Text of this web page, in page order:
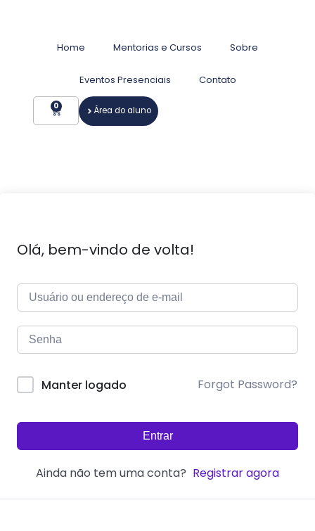
Home Mentorias e Cursos Sobre
Eventos Presenciais Contato
0 Área do aluno
Olá, bem-vindo de volta!
Manter logado Forgot Password?
Entrar
Ainda não tem uma conta? Registrar agora